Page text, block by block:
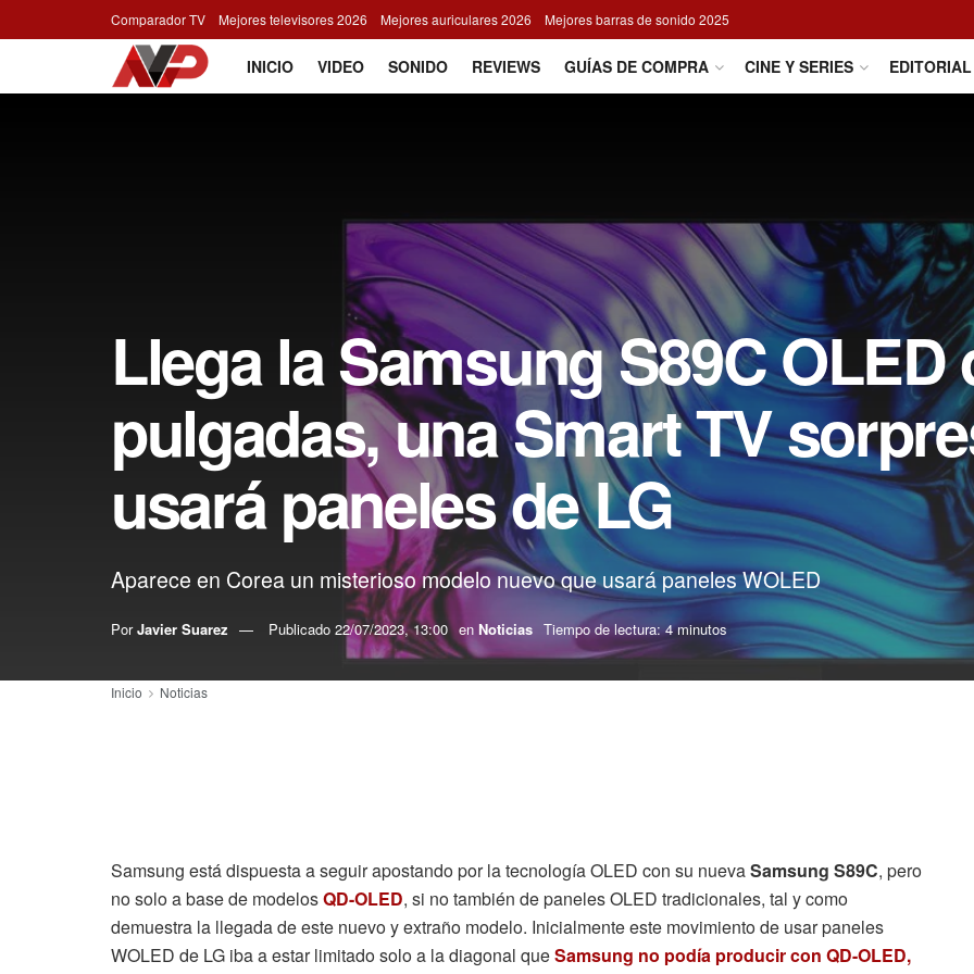
Comparador TV Mejores televisores 2026 Mejores auriculares 2026 Mejores barras de sonido 2025
INICIO VIDEO SONIDO REVIEWS GUÍAS DE COMPRA CINE Y SERIES EDITORIAL
Llega la Samsung S89C OLED
pulgadas, una Smart TV
usará paneles de LG
Aparece en Corea un misterioso modelo nuevo que usará paneles WOLED
Por Javier Suarez Publicado 22/07/2023, 13:00 en Noticias Tiempo de lectura: 4 minutos
Inicio Noticias
Samsung está dispuesta a seguir apostando por la tecnología OLED con su nuevaSamsung S89C, pero
no solo a base de modelosQD-OLED, si no también de paneles OLED tradicionales, tal y como
demuestra la llegada de este nuevo y extraño modelo. Inicialmente este movimiento de usar paneles
WOLED de LG iba a estar limitado solo a la diagonal queSamsung no podía producir con QD-OLED,